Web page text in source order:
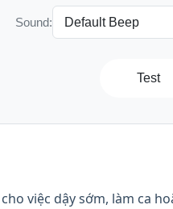
Sound:
Test
việc dậy sớm, làm ca